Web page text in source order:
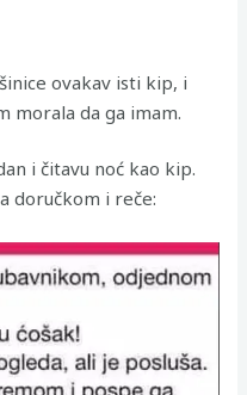
ovakav isti kip, i
morala da ga imam.
i čitavu noć kao kip.
doručkom i reče: